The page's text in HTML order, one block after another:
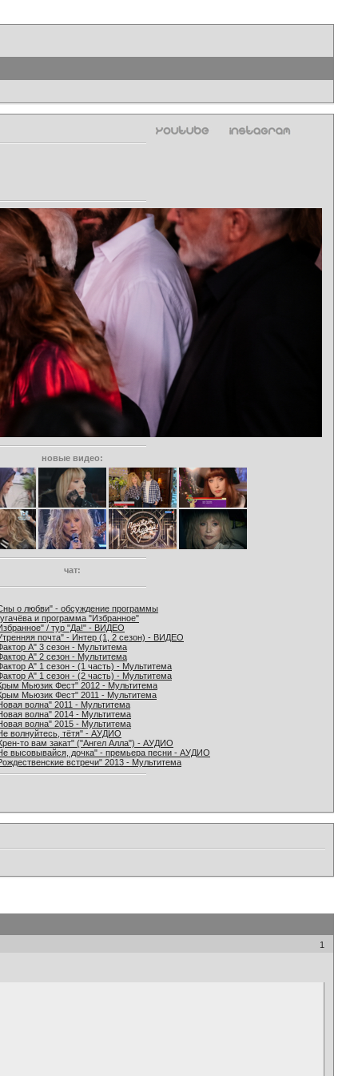
новые видео:
чат:
о любви" - обсуждение программы
и программа "Избранное"
/ тур "Да!" - ВИДЕО
почта" - Интер (1, 2 сезон) - ВИДЕО
А" 3 сезон - Мультитема
А" 2 сезон - Мультитема
А" 1 сезон - (1 часть) - Мультитема
А" 1 сезон - (2 часть) - Мультитема
Мьюзик Фест" 2012 - Мультитема
Мьюзик Фест" 2011 - Мультитема
волна" 2011 - Мультитема
волна" 2014 - Мультитема
волна" 2015 - Мультитема
волнуйтесь, тётя" - АУДИО
то вам закат" ("Ангел Алла") - АУДИО
высовывайся, дочка" - премьера песни - АУДИО
встречи" 2013 - Мультитема
1